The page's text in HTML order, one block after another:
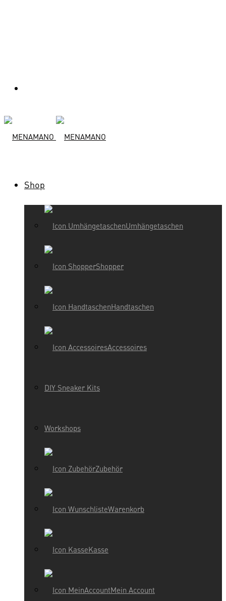
Shop
Umhängetaschen
Shopper
Handtaschen
Accessoires
DIY Sneaker Kits
Workshops
Zubehör
Warenkorb
Kasse
Mein Account